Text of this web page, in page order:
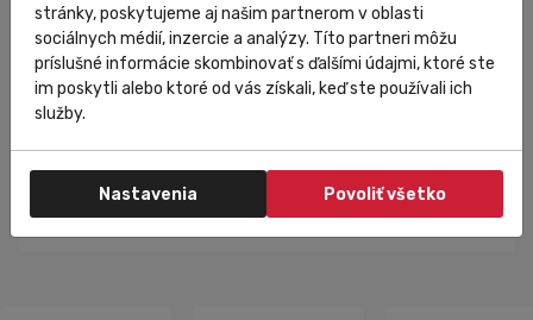
Rex thermo ľadvinka-bidón
14 177,66 Ft
stránky, poskytujeme aj našim partnerom v oblasti
sociálnych médií, inzercie a analýzy. Títo partneri môžu
príslušné informácie skombinovať s ďalšími údajmi, ktoré ste
im poskytli alebo ktoré od vás získali, keď ste používali ich
služby.
Nastavenia Povoliť všetko